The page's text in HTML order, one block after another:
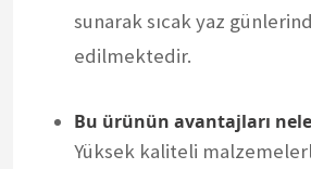
sunarak sıcak yaz
edilmektedir.
Bu ürünün avantajları
Yüksek kaliteli